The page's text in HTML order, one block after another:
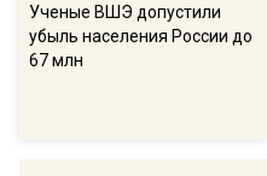
Ученые ВШЭ допустили
убыль населения России до
67 млн